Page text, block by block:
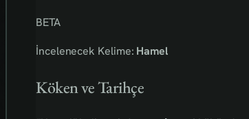
BETA
İncelenecek Kelime: Hamel
Köken ve Tarihçe